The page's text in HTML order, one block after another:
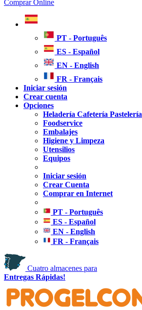
Comprar Online
PT - Português
ES - Español
EN - English
FR - Français
Iniciar sesión
Crear cuenta
Opciones
Heladería Cafetería Pastelería
Foodservice
Embalajes
Higiene y Limpeza
Utensilios
Equipos
Iniciar sesión
Crear Cuenta
Comprar en Internet
PT - Português
ES - Español
EN - English
FR - Français
Cuatro almacenes para
Entregas Rápidas!